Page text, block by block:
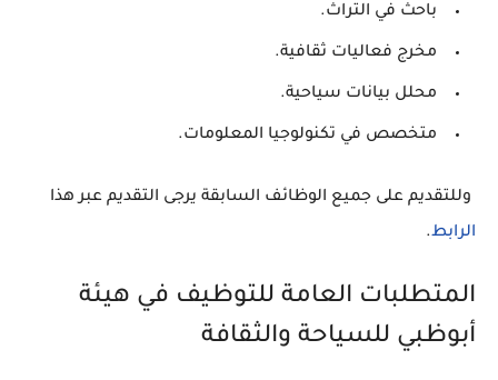
باحث في التراث.
مخرج فعاليات ثقافية.
محلل بيانات سياحية.
متخصص في تكنولوجيا المعلومات.
وللتقديم على جميع الوظائف السابقة يرجى التقديم عبر هذا
الرابط.
المتطلبات العامة للتوظيف في هيئة
أبوظبي للسياحة والثقافة